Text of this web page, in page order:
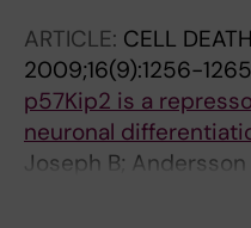
ARTICLE: CELL
2009;16(9):1256-1265
p57Kip2 is a
neuronal
Joseph B;